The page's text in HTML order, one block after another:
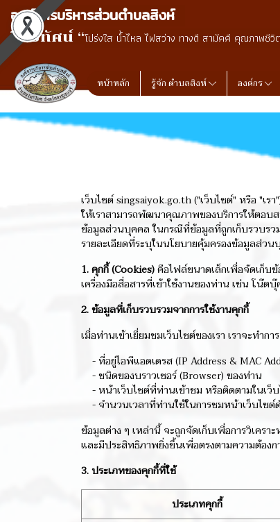
องค์การบริหารส่วนตำบลสิงห์
วิสัยทัศน์ “โปร่งใส น้ำไหล ไฟสว่าง ทางดี สามัคคี คุณภาพชีวิ
หน้าหลัก รู้จัก ตำบลสิงห์ องค์กร
เว็บไซต์ singsaiyok.go.th ("เว็บไซต์" หรือ "เ
ให้เราสามารถพัฒนาคุณภาพของบริการให้ตอบส
ข้อมูลส่วนบุคคล ในกรณีที่ข้อมูลที่ถูกเก็บรวบรว
รายละเอียดที่ระบุในนโยบายคุ้มครองข้อมูลส่วน
1. คุกกี้ (Cookies)คือไฟล์ขนาดเล็กเพื่อจัดเก็บ
เครื่องมือสื่อสารที่เข้าใช้งานของท่าน เช่น โน๊
2. ข้อมูลที่เก็บรวบรวมจากการใช้งานคุกกี้
เมื่อท่านเข้าเยี่ยมชมเว็บไซต์ของเรา เราจะท
- ที่อยู่ไอพีแอดเดรส (IP Address & MAC
- ชนิดของบราวเซอร์ (Browser) ของท่าน
- หน้าเว็บไซต์ที่ท่านเข้าชม หรือติดตามในเว็บ
- จำนวนเวลาที่ท่านใช้ในการชมหน้าเว็บไซ
ข้อมูลต่าง ๆ เหล่านี้ จะถูกจัดเก็บเพื่อการวิเคร
และมีประสิทธิภาพยิ่งขึ้นเพื่อตรงตามความต้อง
3. ประเภทของคุกกี้ที่ใช้
ประเภทคุกกี้